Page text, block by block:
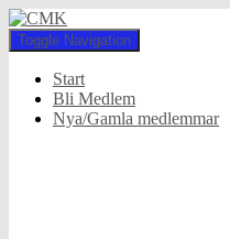
Toggle Navigation
Start
Bli Medlem
Nya/Gamla medlemmar